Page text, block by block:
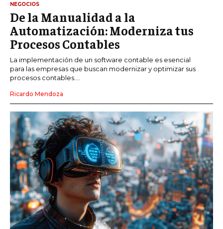
NEGOCIOS
De la Manualidad a la
Automatización: Moderniza tus
Procesos Contables
La implementación de un software contable es esencial
para las empresas que buscan modernizar y optimizar sus
procesos contables....
Ricardo Mendoza